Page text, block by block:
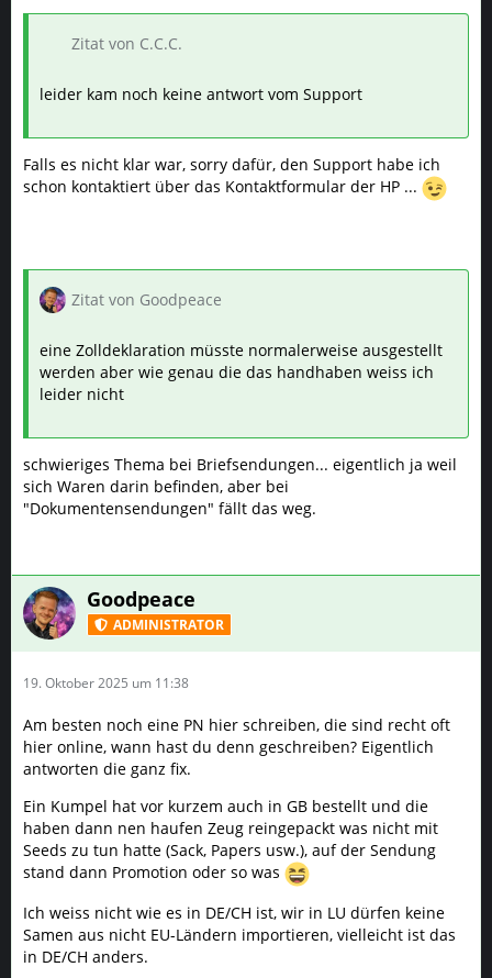
Zitat von C.C.C.
leider kam noch keine antwort vom Support
Falls es nicht klar war, sorry dafür, den Support habe ich
schon kontaktiert über das Kontaktformular der HP ...
Zitat von Goodpeace
eine Zolldeklaration müsste normalerweise ausgestellt
werden aber wie genau die das handhaben weiss ich
leider nicht
schwieriges Thema bei Briefsendungen... eigentlich ja weil
sich Waren darin befinden, aber bei
"Dokumentensendungen" fällt das weg.
Goodpeace
ADMINISTRATOR
19. Oktober 2025 um 11:38
Am besten noch eine PN hier schreiben, die sind recht oft
hier online, wann hast du denn geschreiben? Eigentlich
antworten die ganz fix.
Ein Kumpel hat vor kurzem auch in GB bestellt und die
haben dann nen haufen Zeug reingepackt was nicht mit
Seeds zu tun hatte (Sack, Papers usw.), auf der Sendung
stand dann Promotion oder so was
Ich weiss nicht wie es in DE/CH ist, wir in LU dürfen keine
Samen aus nicht EU-Ländern importieren, vielleicht ist das
in DE/CH anders.